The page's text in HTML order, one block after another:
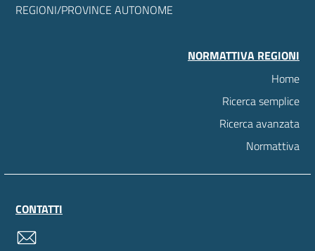
REGIONI/PROVINCE AUTONOME
NORMATTIVA REGIONI
Home
Ricerca semplice
Ricerca avanzata
Normattiva
CONTATTI